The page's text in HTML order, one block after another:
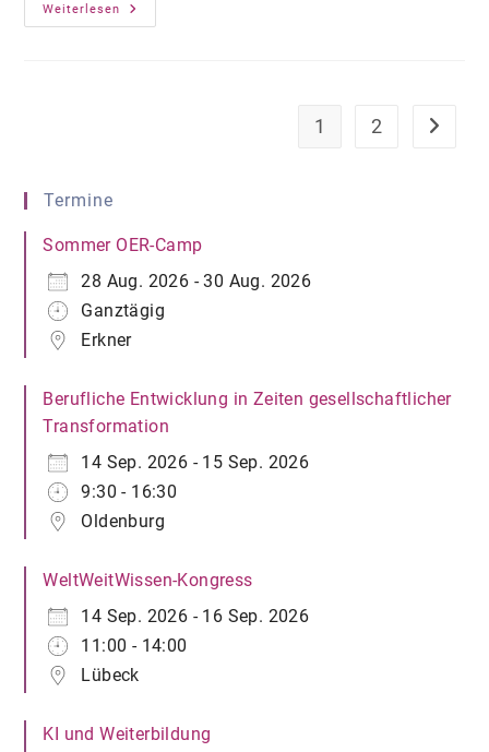
Weiterlesen
50
Jahre
1 2 Zur
Termine
Sommer OER-Camp
28 Aug. 2026 - 30 Aug. 2026
Ganztägig
Erkner
Berufliche Entwicklung in Zeiten gesellschaftlicher
Transformation
14 Sep. 2026 - 15 Sep. 2026
9:30 - 16:30
Oldenburg
WeltWeitWissen-Kongress
14 Sep. 2026 - 16 Sep. 2026
11:00 - 14:00
Lübeck
KI und Weiterbildung